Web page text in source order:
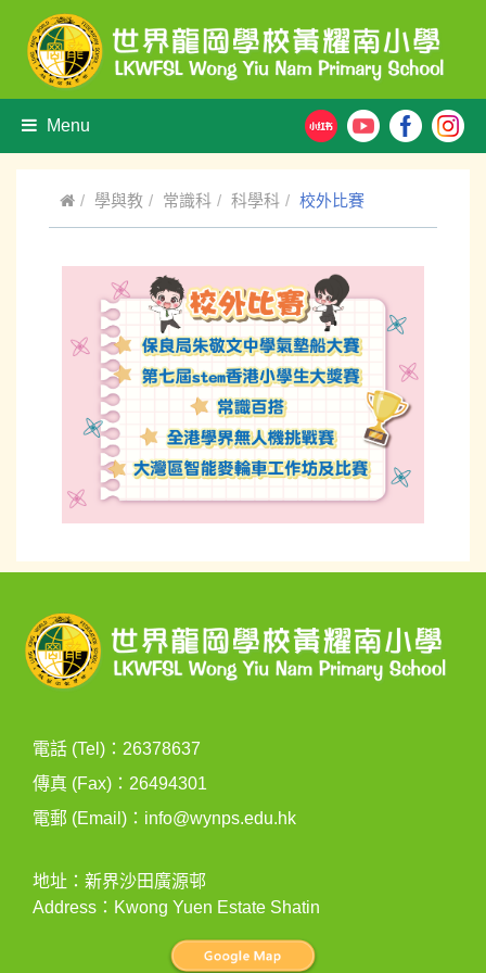
Menu
學與教 常識科 科學科 校外比賽
電話 (Tel)：26378637
傳真 (Fax)：26494301
電郵 (Email)： info@wynps.edu.hk
地址：新界沙田廣源邨
Address：Kwong Yuen Estate Shatin